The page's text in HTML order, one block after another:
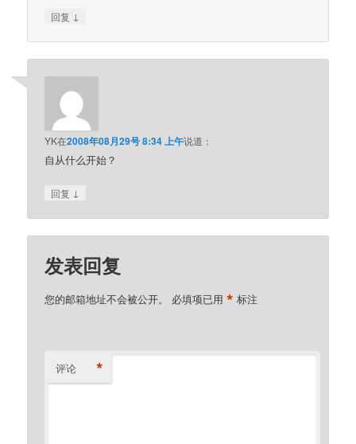
回复 ↓
YK在2008年08月29号 8:34 上午说道：
自从什么开始？
回复 ↓
发表回复
您的邮箱地址不会被公开。 必填项已用* 标注
评论 *